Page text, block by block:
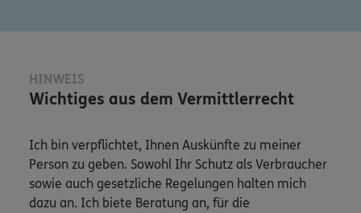
HINWEIS
Wichtiges aus dem Vermittlerrecht
Ich bin verpflichtet, Ihnen Auskünfte zu meiner
Person zu geben. Sowohl Ihr Schutz als Verbraucher
sowie auch gesetzliche Regelungen halten mich
dazu an. Ich biete Beratung an, für die